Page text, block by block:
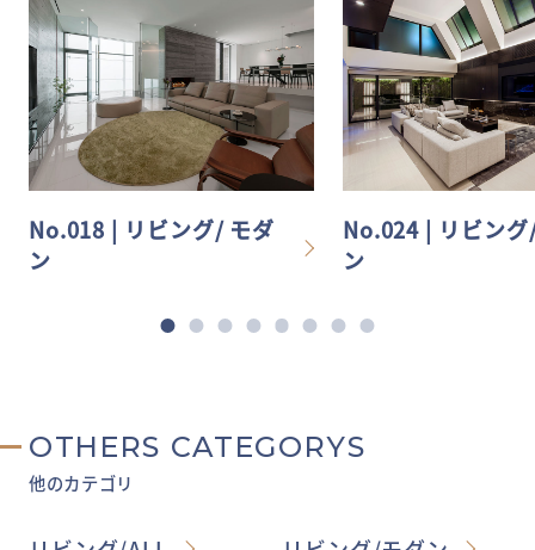
No.018 | リビング/ モダ
ン
No.024 | リビン
ン
OTHERS CATEGORYS
他のカテゴリ